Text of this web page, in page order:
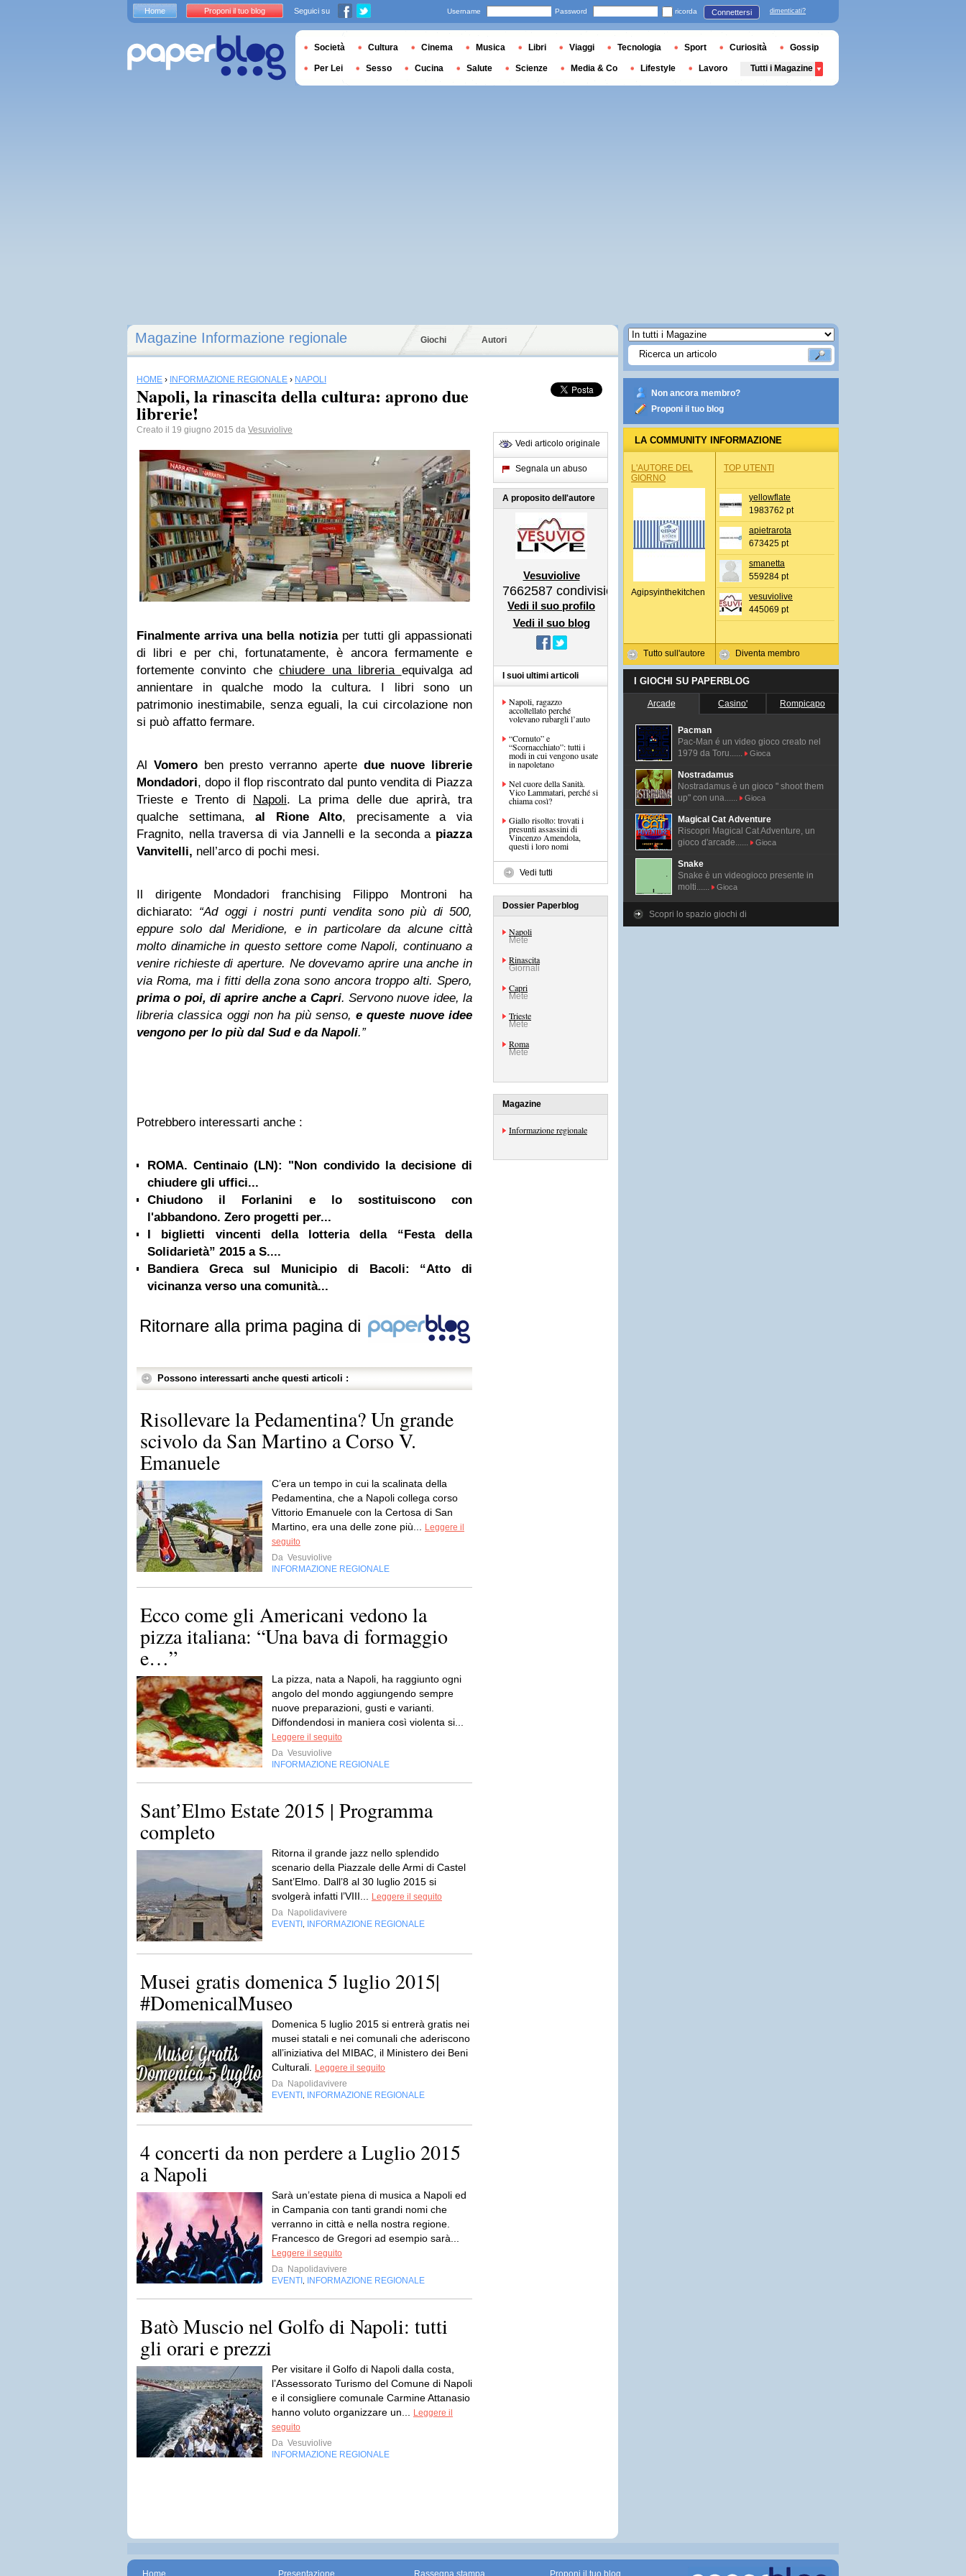
Magazine Informazione regionale Giochi Autori
HOME › INFORMAZIONE REGIONALE › NAPOLI
Napoli, la rinascita della cultura: aprono due
librerie!
Creato il 19 giugno 2015 da Vesuviolive
Finalmente arriva una bella notiziaper tutti gli appassionati
di libri e per chi, fortunatamente, è ancora fermamente e
fortemente convinto chechiudere una libreria equivalga ad
annientare in qualche modo la cultura. I libri sono un
patrimonio inestimabile, senza eguali, la cui circolazione non
si può affatto fermare.
Al Vomeroben presto verranno aperte due nuove librerie
Mondadori, dopo il flop riscontrato dal punto vendita di Piazza
Trieste e Trento di Napoli. La prima delle due aprirà, tra
qualche settimana,al Rione Alto, precisamente a via
Fragnito, nella traversa di via Jannelli e la seconda a piazza
Vanvitelli, nell’arco di pochi mesi.
Il dirigente Mondadori franchising Filippo Montroni ha
dichiarato: “Ad oggi i nostri punti vendita sono più di 500,
eppure solo dal Meridione, e in particolare da alcune città
molto dinamiche in questo settore come Napoli, continuano a
venire richieste di aperture. Ne dovevamo aprire una anche in
via Roma, ma i fitti della zona sono ancora troppo alti. Spero,
prima o poi, di aprire anche a Capri. Servono nuove idee, la
libreria classica oggi non ha più senso, e queste nuove idee
vengono per lo più dal Sud e da Napoli.”
Potrebbero interessarti anche :
ROMA. Centinaio (LN): "Non condivido la decisione di
chiudere gli uffici...
Chiudono il Forlanini e lo sostituiscono con
l'abbandono. Zero progetti per...
I biglietti vincenti della lotteria della “Festa della
Solidarietà” 2015 a S....
Bandiera Greca sul Municipio di Bacoli: “Atto di
vicinanza verso una comunità...
Ritornare alla prima pagina di
Possono interessarti anche questi articoli :
Risollevare la Pedamentina? Un grande
scivolo da San Martino a Corso V.
Emanuele
C’era un tempo in cui la scalinata della
Pedamentina, che a Napoli collega corso
Vittorio Emanuele con la Certosa di San
Martino, era una delle zone più...
Leggere il
seguito
Da Vesuviolive
INFORMAZIONE REGIONALE
Ecco come gli Americani vedono la
pizza italiana: “Una bava di formaggio
e…”
La pizza, nata a Napoli, ha raggiunto ogni
angolo del mondo aggiungendo sempre
nuove preparazioni, gusti e varianti.
Diffondendosi in maniera così violenta si...
Leggere il seguito
Da Vesuviolive
INFORMAZIONE REGIONALE
Sant’Elmo Estate 2015 | Programma
completo
Ritorna il grande jazz nello splendido
scenario della Piazzale delle Armi di Castel
Sant’Elmo. Dall’8 al 30 luglio 2015 si
svolgerà infatti l’VIII...
Leggere il seguito
Da Napolidavivere
EVENTI
INFORMAZIONE REGIONALE
Musei gratis domenica 5 luglio 2015|
#DomenicalMuseo
Domenica 5 luglio 2015 si entrerà gratis nei
musei statali e nei comunali che aderiscono
all’iniziativa del MIBAC, il Ministero dei Beni
Culturali.
Leggere il seguito
Da Napolidavivere
EVENTI
INFORMAZIONE REGIONALE
4 concerti da non perdere a Luglio 2015
a Napoli
Sarà un’estate piena di musica a Napoli ed
in Campania con tanti grandi nomi che
verranno in città e nella nostra regione.
Francesco de Gregori ad esempio sarà...
Leggere il seguito
Da Napolidavivere
EVENTI
INFORMAZIONE REGIONALE
Batò Muscio nel Golfo di Napoli: tutti
gli orari e prezzi
Per visitare il Golfo di Napoli dalla costa,
l’Assessorato Turismo del Comune di Napoli
e il consigliere comunale Carmine Attanasio
hanno voluto organizzare un...
Leggere il
seguito
Da Vesuviolive
INFORMAZIONE REGIONALE
Vedi articolo originale
Segnala un abuso
A proposito dell'autore
Vesuviolive
7662587 condivisioni
Vedi il suo profilo
Vedi il suo blog
I suoi ultimi articoli
Napoli, ragazzo
accoltellato perché
volevano rubargli l’auto
“Cornuto” e
“Scornacchiato”: tutti i
modi in cui vengono usate
in napoletano
Nel cuore della Sanità.
Vico Lammatari, perché si
chiama così?
Giallo risolto: trovati i
presunti assassini di
Vincenzo Amendola,
questi i loro nomi
Vedi tutti
Dossier Paperblog
Napoli
Mete
Rinascita
Giornali
Capri
Mete
Trieste
Mete
Roma
Mete
Magazine
Informazione regionale
Non ancora membro?
Proponi il tuo blog
LA COMMUNITY INFORMAZIONE
REGIONALE
L'AUTORE DEL
GIORNO
Agipsyinthekitchen
Tutto sull'autore
TOP UTENTI
yellowflate
1983762 pt
apietrarota
673425 pt
smanetta
559284 pt
vesuviolive
445069 pt
Diventa membro
I GIOCHI SU PAPERBLOG
Arcade Casino' Rompicapo
Pacman
Pac-Man é un video gioco creato nel
1979 da Toru......
Gioca
Nostradamus
Nostradamus è un gioco " shoot them
up" con una......
Gioca
Magical Cat Adventure
Riscopri Magical Cat Adventure, un
gioco d'arcade......
Gioca
Snake
Snake è un videogioco presente in
molti......
Gioca
Scopri lo spazio giochi di
Home Proponi il tuo blog Seguici su Username Password ricorda Connettersi dimenticati?
Società Cultura Cinema Musica Libri Viaggi Tecnologia Sport Curiosità Gossip
Per Lei Sesso Cucina Salute Scienze Media & Co Lifestyle Lavoro Tutti i Magazine
Home Presentazione Rassegna stampa Proponi il tuo blog